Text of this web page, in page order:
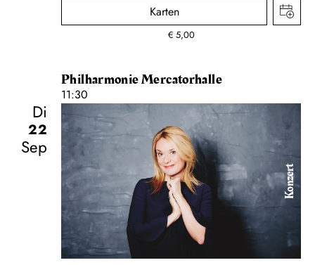
Karten
€ 5,00
Philharmonie Mercatorhalle
11:30
Di
22
Sep
Konzert